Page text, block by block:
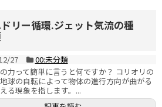
リー循環.ジェット気流の種
27
00:未分類
力って簡単に言うと何ですか？ コリオリの
球の自転によって物体の進行方向が曲がる
る現象を指します。...